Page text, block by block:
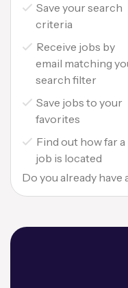
Save your search
criteria
Receive jobs by
email matching
search filter
Save jobs to your
favorites
Find out how far a
job is located
Do you already have